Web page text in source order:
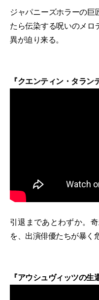
ジャパニーズホラーの巨
たら伝染する呪いのメロ
異が迫り来る。
『クエンティン・タラ
引退まであとわずか。
を、出演俳優たちが暴く
『アウシュヴィッツの生